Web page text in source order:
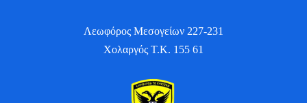
Λεωφόρος Μεσογείων 227-231
Χολαργός Τ.Κ. 155 61